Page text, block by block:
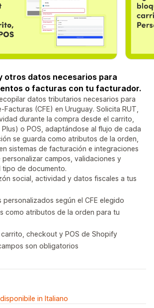
otros datos necesarios para
o facturas con tu facturador.
datos tributarios necesarios para
(CFE) en Uruguay. Solicita RUT,
durante la compra desde el carrito,
o POS, adaptándose al flujo de cada
se guarda como atributos de la orden,
sistemas de facturación e integraciones
personalizar campos, validaciones y
tipo de documento.
social, actividad y datos fiscales a tus
personalizados según el CFE elegido
como atributos de la orden para tu
checkout y POS de Shopify
son obligatorios
in Italiano